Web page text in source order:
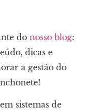
do nosso blog:
dicas e
a gestão do
sistemas de